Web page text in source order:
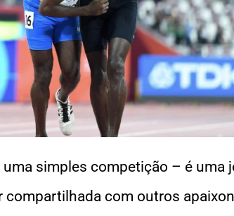
simples competição – é uma
compartilhada com outros